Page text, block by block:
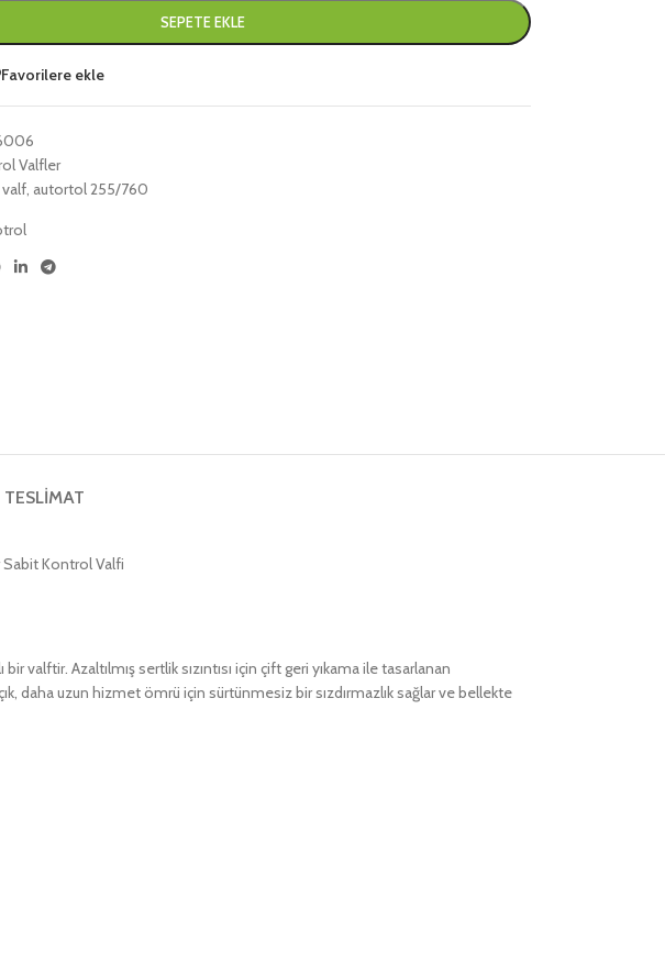
SEPETE EKLE
Favorilere ekle
Valfler
, autortol 255/760
TESLIMAT
Kontrol Valfi
valftir. Azaltılmış sertlik sızıntısı için çift geri yıkama ile tasarlanan
daha uzun hizmet ömrü için sürtünmesiz bir sızdırmazlık sağlar ve bellekte